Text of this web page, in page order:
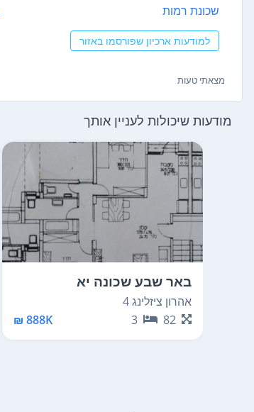
שכונת רמות
למודעות ארכיון שפורסמו באזור
מצאתי טעות
מודעות שיכולות לעניין אותך
באר שבע שכונה יא
אהרון ציזלינג 4
82
3
888K ₪